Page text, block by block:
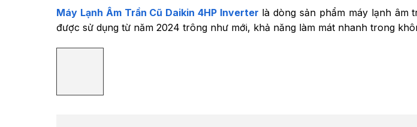
Máy Lạnh Âm Trần Cũ Daikin 4HP Inverter là dòng sản phẩm máy lạnh âm
được sử dụng từ năm 2024 trông như mới, khả năng làm mát nhanh trong